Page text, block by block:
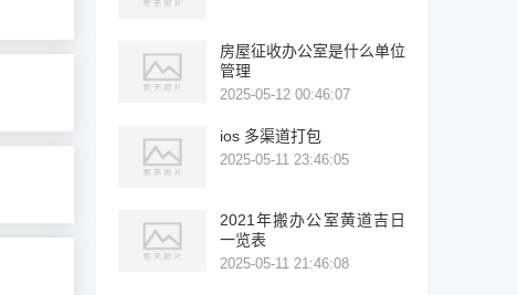
房屋征收办公室是什么单位
管理
2025-05-12 00:46:07
ios 多渠道打包
2025-05-11 23:46:05
2021年搬办公室黄道吉日
一览表
2025-05-11 21:46:08